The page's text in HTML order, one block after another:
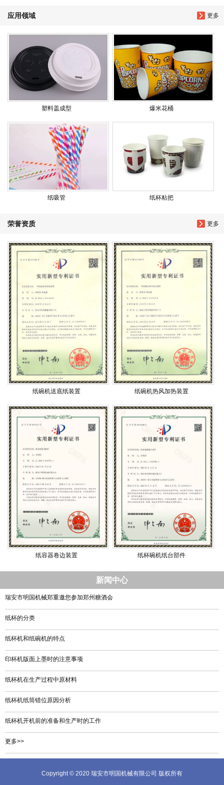
更多
应用领域
塑料盖成型 爆米花桶
纸吸管 纸杯粘把
更多
荣誉资质
纸碗机送底纸装置 纸碗机热风加热装置
纸容器卷边装置 纸杯碗机纸台部件
新闻中心
瑞安市明国机械郑重邀您参加郑州糖酒会
纸杯的分类
纸杯机和纸碗机的特点
印杯机版面上墨时的注意事项
纸杯机在生产过程中原材料
纸杯机纸筒错位原因分析
纸杯机开机前的准备和生产时的工作
更多>>
Copyright © 2020 瑞安市明国机械有限公司 版权所有